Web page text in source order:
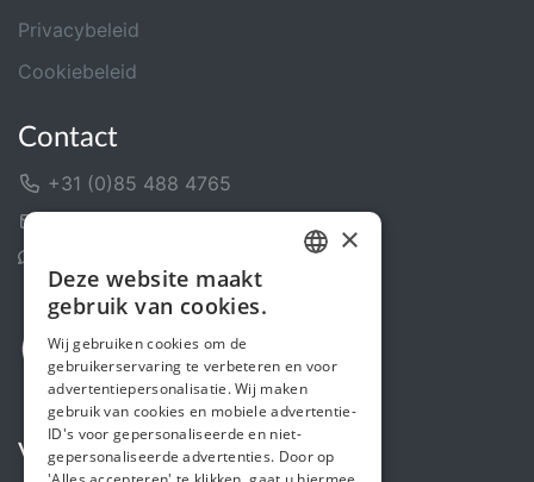
Privacybeleid
Cookiebeleid
Contact
+31 (0)85 488 4765
Volg ons
ENGLISH
×
Deze website maakt
gebruik van cookies.
Wij gebruiken cookies om de
gebruikerservaring te verbeteren en voor
advertentiepersonalisatie. Wij maken
gebruik van cookies en mobiele advertentie-
ID's voor gepersonaliseerde en niet-
gepersonaliseerde advertenties. Door op